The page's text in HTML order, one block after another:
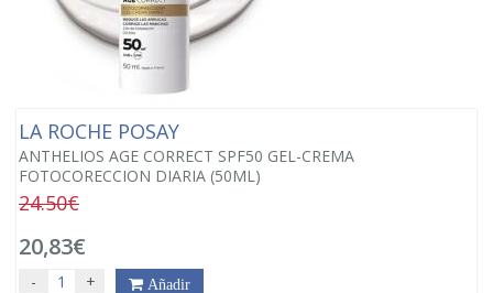
LA ROCHE POSAY
ANTHELIOS AGE CORRECT SPF50 GEL-CREMA
FOTOCORECCION DIARIA (50ML)
24.50€
20,83€
- + Añadir